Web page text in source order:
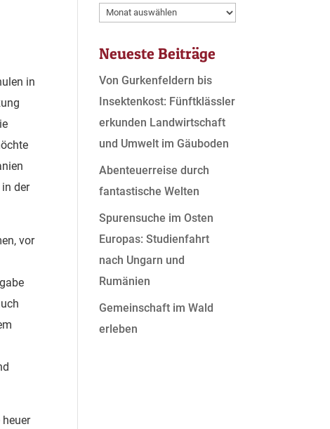
in
der
vor
Archive
Neueste Beiträge
Von Gurkenfeldern bis
Insektenkost: Fünftklässler
erkunden Landwirtschaft
und Umwelt im Gäuboden
Abenteuerreise durch
fantastische Welten
Spurensuche im Osten
Europas: Studienfahrt
nach Ungarn und
Rumänien
Gemeinschaft im Wald
erleben